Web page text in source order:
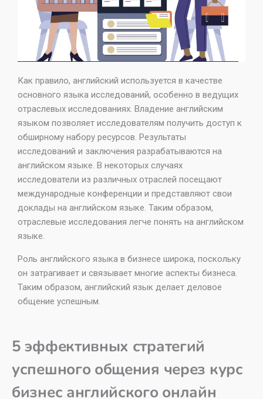
Как правило, английский используется в качестве
основного языка исследований, особенно в ведущих
отраслевых исследованиях. Владение английским
языком позволяет исследователям получить доступ к
обширному набору ресурсов. Результаты
исследований и заключения разрабатываются на
английском языке. В некоторых случаях
исследователи из различных отраслей посещают
международные конференции и представляют свои
доклады на английском языке. Таким образом,
отраслевые исследования легче понять на английском
языке.
Роль английского языка в бизнесе широка, поскольку
он затрагивает и связывает многие аспекты бизнеса.
Таким образом, английский язык делает деловое
общение успешным.
5 эффективных стратегий
успешного общения через курс
бизнес английского онлайн